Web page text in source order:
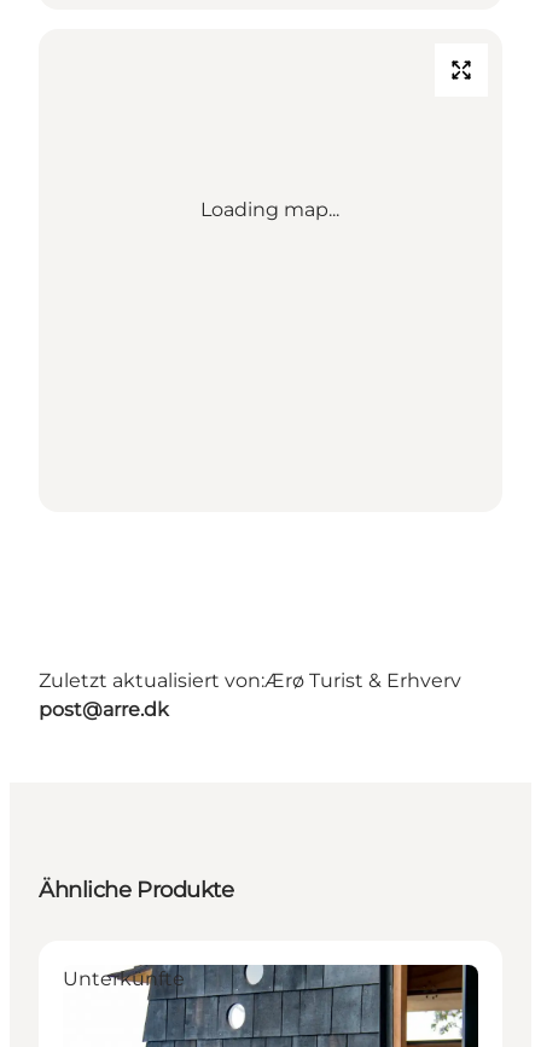
Loading map...
Zuletzt aktualisiert von:Ærø Turist & Erhverv
post@arre.dk
Ähnliche Produkte
Unterkünfte